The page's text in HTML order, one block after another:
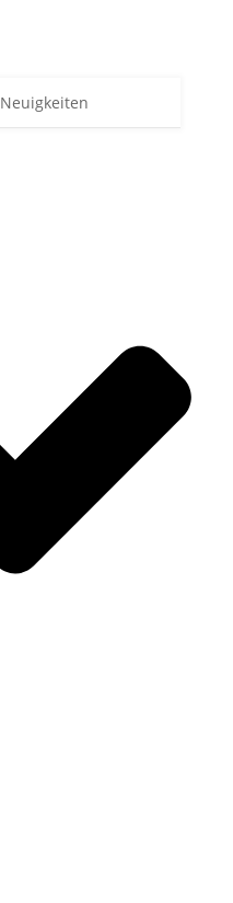
Neuigkeiten